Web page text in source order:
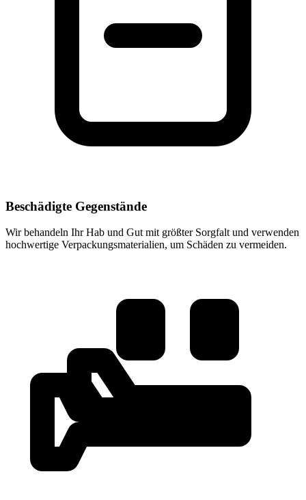
Beschädigte Gegenstände
Wir behandeln Ihr Hab und Gut mit größter Sorgfalt und verwenden
hochwertige Verpackungsmaterialien, um Schäden zu vermeiden.